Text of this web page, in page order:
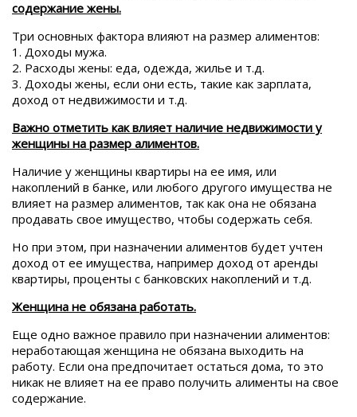
содержание жены.
Три основных фактора влияют на размер алиментов:
1. Доходы мужа.
2. Расходы жены: еда, одежда, жилье и т.д.
3. Доходы жены, если они есть, такие как зарплата,
доход от недвижимости и т.д.
Важно отметить как влияет наличие недвижимости у
женщины на размер алиментов.
Наличие у женщины квартиры на ее имя, или
накоплений в банке, или любого другого имущества не
влияет на размер алиментов, так как она не обязана
продавать свое имущество, чтобы содержать себя.
Но при этом, при назначении алиментов будет учтен
доход от ее имущества, например доход от аренды
квартиры, проценты с банковских накоплений и т.д.
Женщина не обязана работать.
Еще одно важное правило при назначении алиментов:
неработающая женщина не обязана выходить на
работу. Если она предпочитает остаться дома, то это
никак не влияет на ее право получить алименты на свое
содержание.